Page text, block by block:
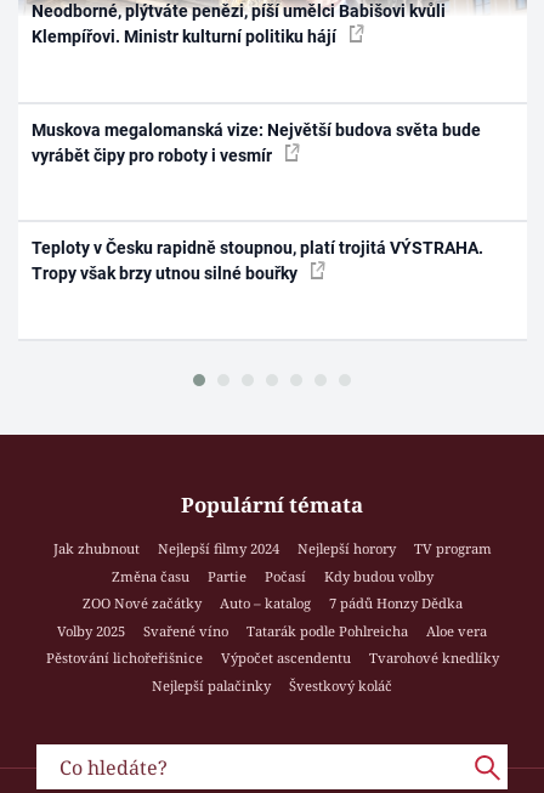
Neodborné, plýtváte penězi, píší umělci Babišovi kvůli
Klempířovi. Ministr kulturní politiku hájí
Muskova megalomanská vize: Největší budova světa bude
vyrábět čipy pro roboty i vesmír
Teploty v Česku rapidně stoupnou, platí trojitá VÝSTRAHA.
Tropy však brzy utnou silné bouřky
Populární témata
Jak zhubnout Nejlepší filmy 2024 Nejlepší horory
TV program
Změna času
Partie Počasí
Kdy budou volby
ZOO Nové začátky
Auto – katalog
7 pádů Honzy Dědka
Volby 2025
Svařené víno Tatarák podle Pohlreicha
Aloe vera
Pěstování lichořeřišnice
Výpočet ascendentu
Tvarohové knedlíky
Nejlepší palačinky
Švestkový koláč